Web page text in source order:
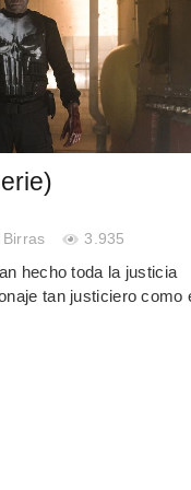
Birras 3.935
hecho toda la justicia
tan justiciero como